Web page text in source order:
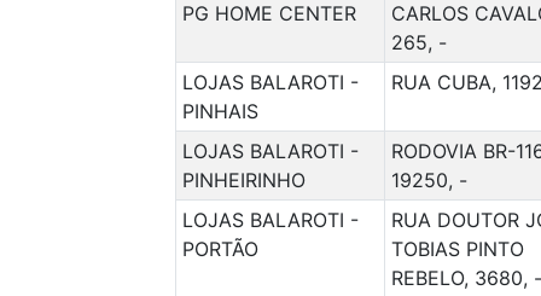
PG HOME CENTER
CARLOS
265, -
LOJAS BALAROTI -
PINHAIS
RUA CUBA,
LOJAS BALAROTI -
PINHEIRINHO
RODOVIA BR-
19250, -
LOJAS BALAROTI -
PORTÃO
RUA DOUTOR
TOBIAS PINTO
REBELO, 3680, -